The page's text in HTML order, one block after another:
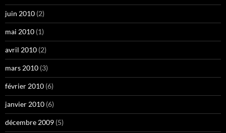
juin 2010 (2)
mai 2010 (1)
avril 2010 (2)
mars 2010 (3)
février 2010 (6)
janvier 2010 (6)
décembre 2009 (5)